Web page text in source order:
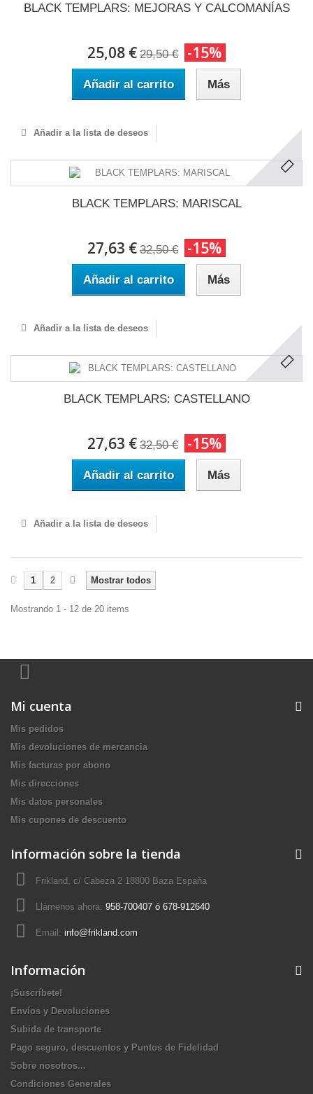
BLACK TEMPLARS: MEJORAS Y CALCOMANÍAS
25,08 € 29,50 € -15%
Añadir al carrito Más
Añadir a la lista de deseos
BLACK TEMPLARS: MARISCAL
27,63 € 32,50 € -15%
Añadir al carrito Más
Añadir a la lista de deseos
BLACK TEMPLARS: CASTELLANO
27,63 € 32,50 € -15%
Añadir al carrito Más
Añadir a la lista de deseos
Mostrar todos
1 2
Mostrando 1 - 12 de 20 items
Mi cuenta
Mis pedidos
Mis devoluciones de mercancia
Mis facturas por abono
Mis direcciones
Mis datos personales
Mis cupones de descuento
Información sobre la tienda
Frikland, c/ Cabeza 2 18800 Baza España
Llámenos ahora: 958-700407 ó 678-912640
Email: info@frikland.com
Información
¡Suscríbete!
Envíos y Devoluciones
Subida de transporte
Pago seguro, descuentos y Puntos de Fidelidad
Sobre nosotros...
Condiciones Generales